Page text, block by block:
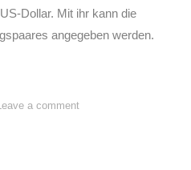
Dollar. Mit ihr kann die
angegeben werden.
a comment